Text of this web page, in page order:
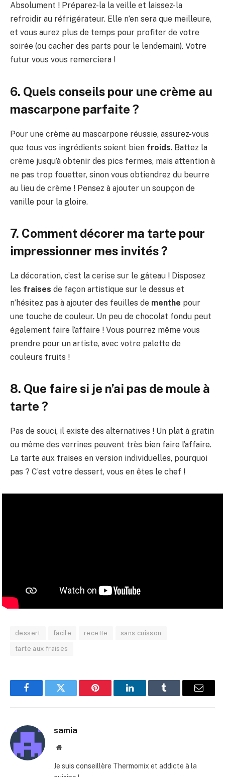
Absolument ! Préparez-la la veille et laissez-la
refroidir au réfrigérateur. Elle n’en sera que meilleure,
et vous aurez plus de temps pour profiter de votre
soirée (ou cacher des parts pour le lendemain). Votre
futur vous vous remerciera !
6. Quels conseils pour une crème au
mascarpone parfaite ?
Pour une crème au mascarpone réussie, assurez-vous
que tous vos ingrédients soient bien froids. Battez la
crème jusqu’à obtenir des pics fermes, mais attention à
ne pas trop fouetter, sinon vous obtiendrez du beurre
au lieu de crème ! Pensez à ajouter un soupçon de
vanille pour la gloire.
7. Comment décorer ma tarte pour
impressionner mes invités ?
La décoration, c’est la cerise sur le gâteau ! Disposez
les fraises de façon artistique sur le dessus et
n’hésitez pas à ajouter des feuilles de menthe pour
une touche de couleur. Un peu de chocolat fondu peut
également faire l’affaire ! Vous pourrez même vous
prendre pour un artiste, avec votre palette de
couleurs fruits !
8. Que faire si je n’ai pas de moule à
tarte ?
Pas de souci, il existe des alternatives ! Un plat à gratin
ou même des verrines peuvent très bien faire l’affaire.
La tarte aux fraises en version individuelles, pourquoi
pas ? C’est votre dessert, vous en êtes le chef !
dessert facile recette sans cuisson
tarte aux fraises
FacebookTwitter Pinterest LinkedInTumblr
E-
samia
Site
Je suis conseillère Thermomix et addicte à la